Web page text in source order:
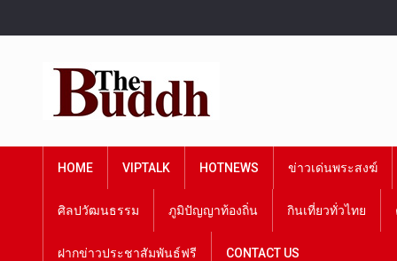
HOME VIPTALK HOTNEWS ข่าวเด่นพระสงฆ์
ศิลปวัฒนธรรม ภูมิปัญญาท้องถิ่น กินเที่ยวทั่วไทย
ฝากข่าวประชาสัมพันธ์ฟรี CONTACT US